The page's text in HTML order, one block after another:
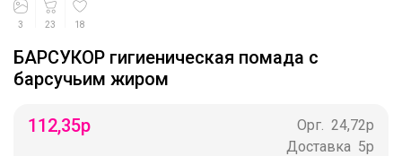
3 23 18
БАРСУКОР гигиеническая помада с
барсучьим жиром
112,35р Орг.
24,72р
Доставка 5р